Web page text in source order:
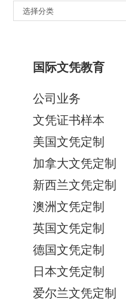
类
选择分类
国际文凭教育
公司业务
文凭证书样本
美国文凭定制
加拿大文凭定制
新西兰文凭定制
澳洲文凭定制
英国文凭定制
德国文凭定制
日本文凭定制
爱尔兰文凭定制